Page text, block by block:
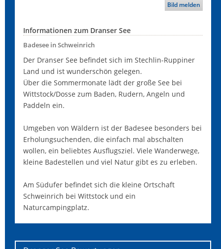
Bild melden
Informationen zum Dranser See
Badesee in Schweinrich
Der Dranser See befindet sich im Stechlin-Ruppiner
Land und ist wunderschön gelegen.
Über die Sommermonate lädt der große See bei
Wittstock/Dosse zum Baden, Rudern, Angeln und
Paddeln ein.
Umgeben von Wäldern ist der Badesee besonders bei
Erholungsuchenden, die einfach mal abschalten
wollen, ein beliebtes Ausflugsziel. Viele Wanderwege,
kleine Badestellen und viel Natur gibt es zu erleben.
Am Südufer befindet sich die kleine Ortschaft
Schweinrich bei Wittstock und ein
Naturcampingplatz.